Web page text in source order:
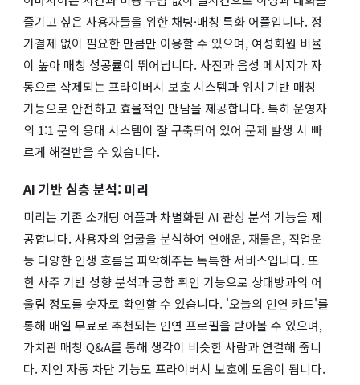
즐기고 싶은 사용자들을 위한 채팅·매칭 특화 어플입니다. 정
기결제 없이 필요한 만큼만 이용할 수 있으며, 여성회원 비율
이 높아 매칭 성공률이 뛰어납니다. 사진과 음성 메시지가 자
동으로 삭제되는 프라이버시 보호 시스템과 위치 기반 매칭
기능으로 안전하고 효율적인 만남을 제공합니다. 특히 운영자
의 1:1 문의 응대 시스템이 잘 구축되어 있어 문제 발생 시 빠
르게 해결받을 수 있습니다.
AI 기반 심층 분석: 미리
미리는 기존 소개팅 어플과 차별화된 AI 관상 분석 기능을 제
공합니다. 사용자의 얼굴을 분석하여 연애운, 재물운, 직업운
등 다양한 인생 흐름을 파악해주는 독특한 서비스입니다. 또
한 사주 기반 성향 분석과 궁합 확인 기능으로 상대방과의 어
울림 정도를 숫자로 확인할 수 있습니다. '오늘의 인연 카드'를
통해 매일 무료로 추천되는 인연 프로필을 받아볼 수 있으며,
가치관 매칭 Q&A를 통해 생각이 비슷한 사람과 연결해 줍니
다. 지인 자동 차단 기능도 프라이버시 보호에 도움이 됩니다.